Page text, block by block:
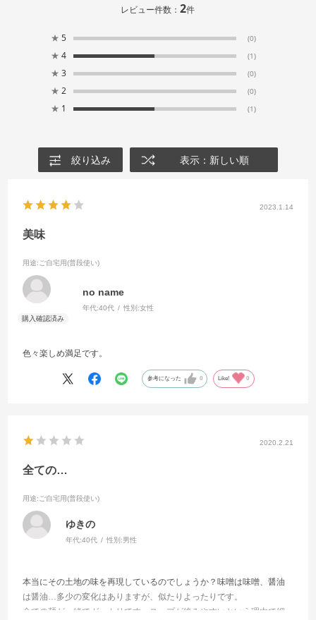
レビュー件数：2件
★ 5 (0)
★ 4 (1)
★ 3 (0)
★ 2 (0)
★ 1 (1)
絞り込み 表示：新しい順
2023.1.14
美味
用途:ご自宅用(普段使い)
no name
年代:40代 性別:女性
色々楽しめ満足です。
参考になった 0 Like! 0
2020.2.21
全ての…
用途:ご自宅用(普段使い)
ゆきの
年代:40代 性別:男性
本当にその土地の味を再現しているのでしょうか？味噌は味噌、醤油
は醤油…多少の変化はありますが、似たりよったりです。
全ての麺が一緒でガッカリです。スープが絡みやすいという理由で細